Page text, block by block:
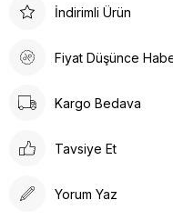
Kalın topuklu tasarım,
İndirimli Ürün
Fiyat Düşünce
Kargo Bedava
Tavsiye Et
Yorum Yaz